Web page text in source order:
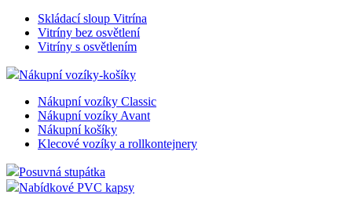
Skládací sloup Vitrína
Vitríny bez osvětlení
Vitríny s osvětlením
Nákupní vozíky-košíky
Nákupní vozíky Classic
Nákupní vozíky Avant
Nákupní košíky
Klecové vozíky a rollkontejnery
Posuvná stupátka
Nabídkové PVC kapsy